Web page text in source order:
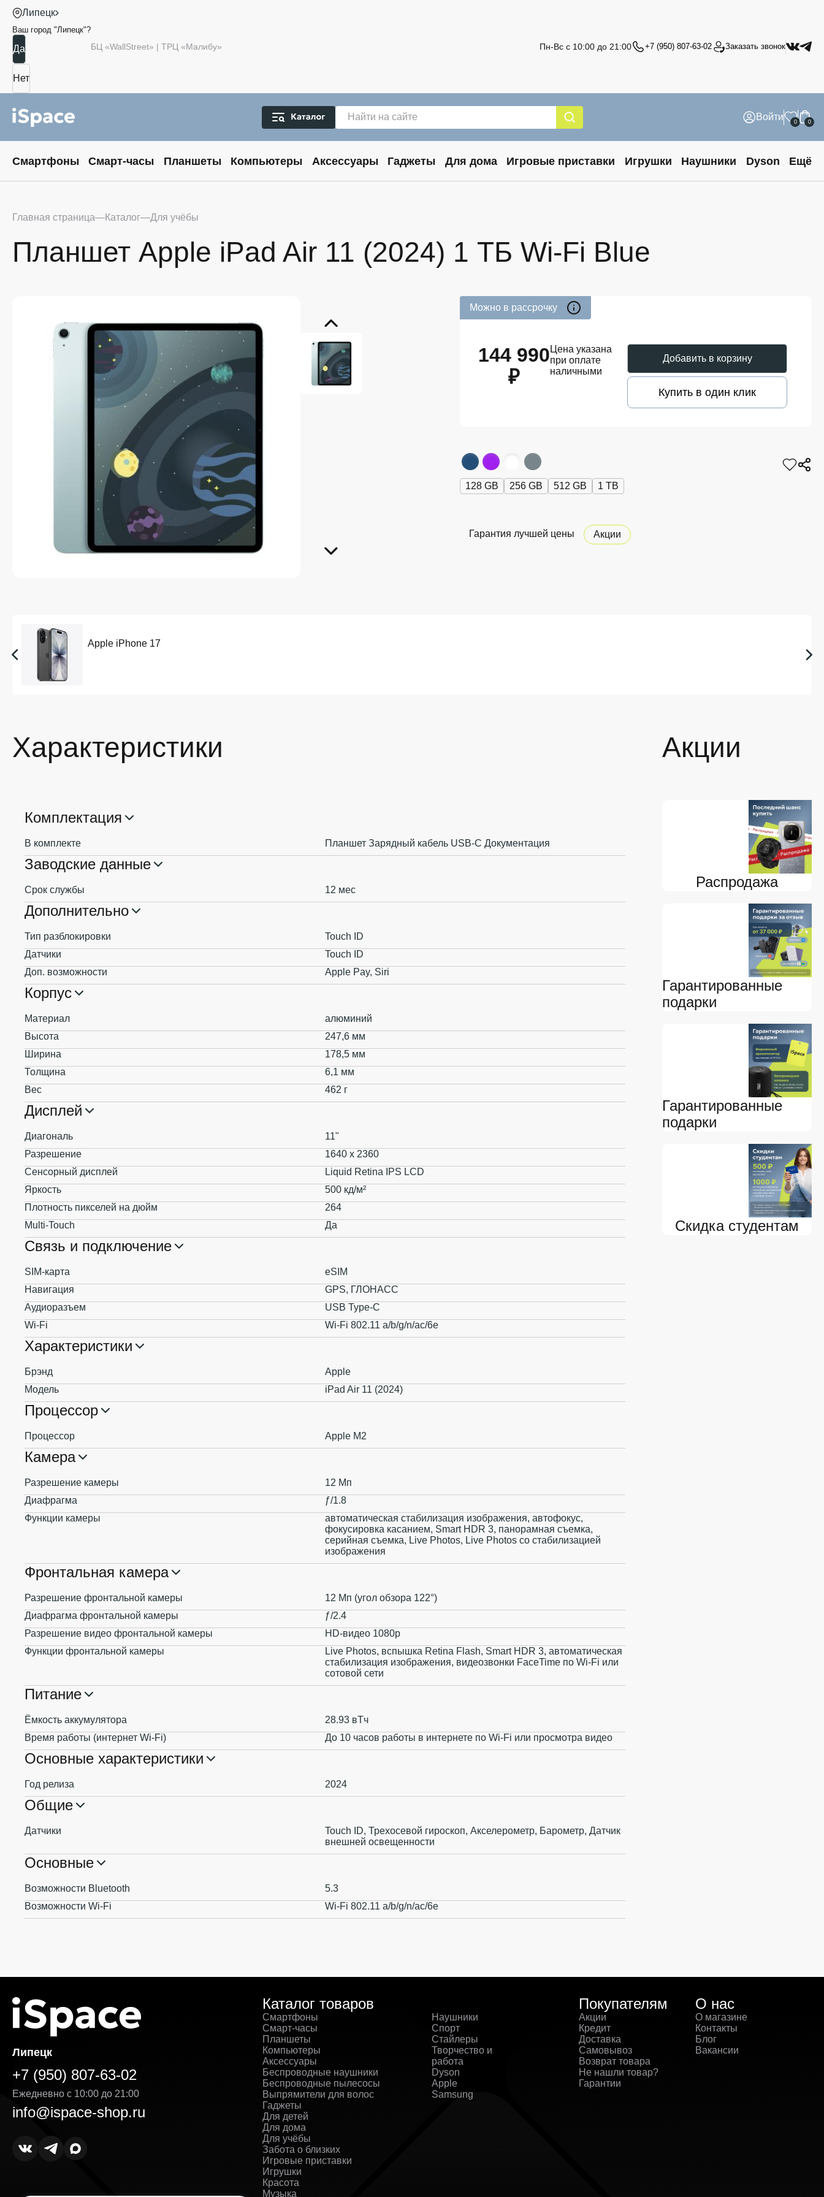
Липецк
Ваш город "Липецк"?
БЦ «WallStreet» | ТРЦ «Малибу» Пн-Вс с 10:00 до 21:00 +7 (950) 807-63-02 Заказать звонок
Войти 0 0
Смартфоны Смарт-часы Планшеты Компьютеры Аксессуары Гаджеты Для дома Игровые приставки Игрушки Наушники Dyson Ещё
Главная страница Каталог Для учёбы
Планшет Apple iPad Air 11 (2024) 1 ТБ Wi-Fi Blue
Можно в рассрочку
144 990
₽
Цена указана
при оплате
наличными
Добавить в корзину
Купить в один клик
128 GB 256 GB 512 GB 1 TB
Гарантия лучшей цены Акции
Apple iPhone 17
Акции
Распродажа
Гарантированные
подарки
Гарантированные
подарки
Скидка студентам
Характеристики
Комплектация
В комплекте Планшет Зарядный кабель USB‑C Документация
Заводские данные
Срок службы 12 мес
Дополнительно
Тип разблокировки
Touch ID
Датчики
Touch ID
Доп. возможности
Apple Pay, Siri
Корпус
Материал
алюминий
Высота
247,6 мм
Ширина
178,5 мм
Толщина
6,1 мм
Вес
462 г
Дисплей
Диагональ
11"
Разрешение
1640 x 2360
Сенсорный дисплей
Liquid Retina IPS LCD
Яркость
500 кд/м²
Плотность пикселей на дюйм
264
Multi-Touch
Да
Связь и подключение
SIM-карта
eSIM
Навигация
GPS, ГЛОНАСС
Аудиоразъем
USB Type-C
Wi-Fi
Wi-Fi 802.11 a/b/g/n/ac/6e
Характеристики
Брэнд
Apple
Модель
iPad Air 11 (2024)
Процессор
Процессор Apple M2
Камера
Разрешение камеры
12 Мп
Диафрагма
ƒ/1.8
Функции камеры
автоматическая стабилизация изображения, автофокус,
фокусировка касанием, Smart HDR 3, панорамная съемка,
серийная съемка, Live Photos, Live Photos со стабилизацией
изображения
Фронтальная камера
Разрешение фронтальной камеры
12 Мп (угол обзора 122°)
Диафрагма фронтальной камеры
ƒ/2.4
Разрешение видео фронтальной камеры
HD-видео 1080p
Функции фронтальной камеры
Live Photos, вспышка Retina Flash, Smart HDR 3, автоматическая
стабилизация изображения, видеозвонки FaceTime по Wi‑Fi или
сотовой сети
Питание
Ёмкость аккумулятора
28.93 вТч
Время работы (интернет Wi-Fi)
До 10 часов работы в интернете по Wi‑Fi или просмотра видео
Основные характеристики
Год релиза 2024
Общие
Датчики
Touch ID, Трехосевой гироскоп, Акселерометр, Барометр, Датчик
внешней освещенности
Основные
Возможности Bluetooth
5.3
Возможности Wi-Fi
Wi-Fi 802.11 a/b/g/n/ac/6e
Липецк
+7 (950) 807-63-02
Ежедневно с 10:00 до 21:00
info@ispace-shop.ru
Каталог товаров
Смартфоны
Смарт-часы
Планшеты
Компьютеры
Аксессуары
Беспроводные наушники
Беспроводные пылесосы
Выпрямители для волос
Гаджеты
Для детей
Для дома
Для учёбы
Забота о близких
Игровые приставки
Игрушки
Красота
Музыка
Наушники
Спорт
Стайлеры
Творчество и
работа
Dyson
Apple
Samsung
Покупателям
Акции
Кредит
Доставка
Самовывоз
Возврат товара
Не нашли товар?
Гарантии
О нас
О магазине
Контакты
Блог
Вакансии